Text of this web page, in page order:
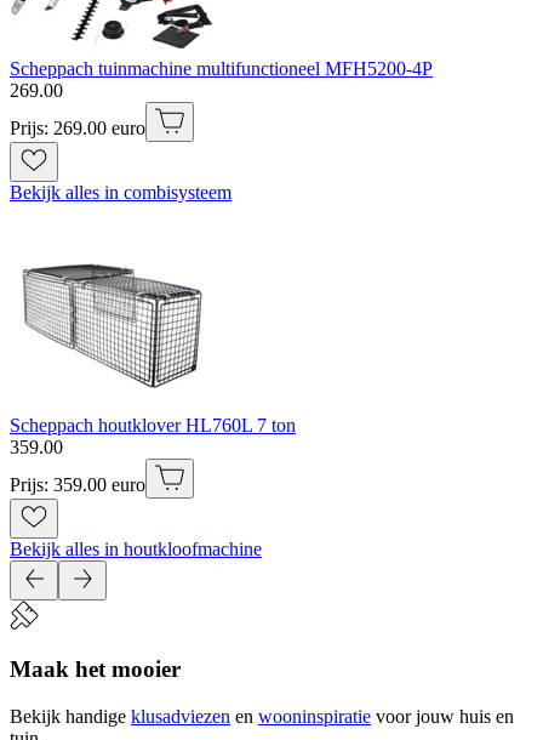
Scheppach tuinmachine multifunctioneel MFH5200-4P
269.00
Prijs: 269.00 euro
Bekijk alles in combisysteem
Scheppach houtklover HL760L 7 ton
359.00
Prijs: 359.00 euro
Bekijk alles in houtkloofmachine
Maak het mooier
Bekijk handige klusadviezen en wooninspiratie voor jouw huis en